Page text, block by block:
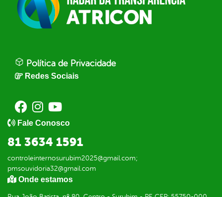
Política de Privacidade
Redes Sociais
Fale Conosco
81 3634 1591
controleinternosurubim2025@gmail.com;
pmsouvidoria32@gmail.com
Onde estamos